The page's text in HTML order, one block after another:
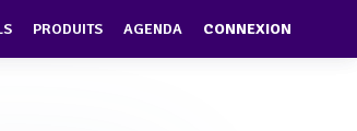
PRODUITS AGENDA CONNEXION